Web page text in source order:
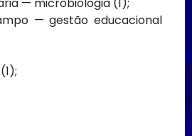
— gestão educacional